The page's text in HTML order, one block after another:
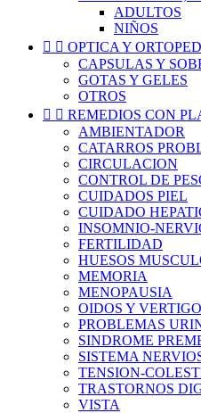
ADULTOS
NIÑOS
  OPTICA Y
CAPSULAS Y
GOTAS Y GELES
OTROS
  REMEDIOS CON
AMBIENTADOR
CATARROS
CIRCULACION
CONTROL DE
CUIDADOS PIEL
CUIDADO
INSOMNIO-
FERTILIDAD
HUESOS
MEMORIA
MENOPAUSIA
OIDOS Y
PROBLEMAS
SINDROME
SISTEMA
TENSION-
TRASTORNOS
VISTA